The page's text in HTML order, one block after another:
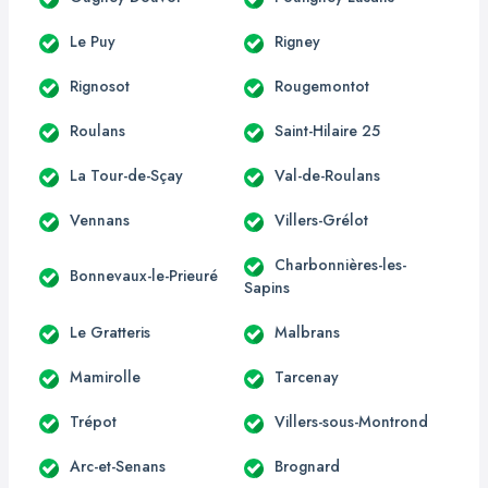
Le Puy Rigney
Rignosot Rougemontot
Roulans Saint-Hilaire 25
La Tour-de-Sçay Val-de-Roulans
Vennans Villers-Grélot
Bonnevaux-le-Prieuré
Charbonnières-les-
Sapins
Le Gratteris Malbrans
Mamirolle Tarcenay
Trépot Villers-sous-Montrond
Arc-et-Senans Brognard